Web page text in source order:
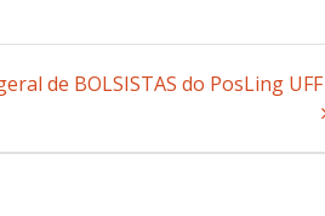
de BOLSISTAS do PosLing UFF